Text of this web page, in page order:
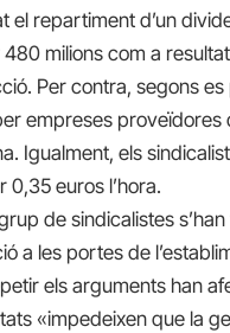
repartiment d’un
milions com a
Per contra, segons
empreses
Igualment, els
euros l’hora.
de sindicalistes
a les portes de
els arguments han
«impedeixen que la